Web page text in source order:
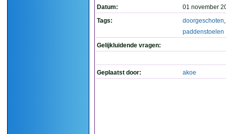
Datum:
01 november
Tags:
doorgeschoten,
paddenstoelen
Gelijkluidende vragen:
Geplaatst door: akoe